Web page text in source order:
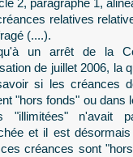
2, paragraphe 1,
relatives
(....).
un arrêt de la
de juillet 2006, la
si les créances
"hors fonds" ou dans
"illimitées" n'avait
et il est
créances sont